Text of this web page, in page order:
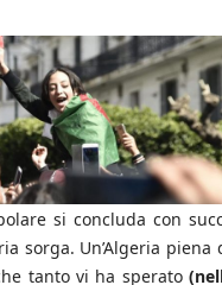
si concluda con
sorga. Un’Algeria piena
tanto vi ha sperato